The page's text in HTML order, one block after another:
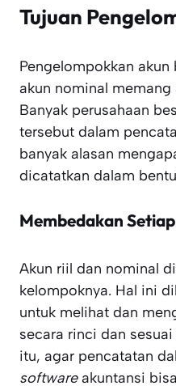
Tujuan
Pengelompokkan
akun nominal
Banyak perusahaan
tersebut dalam
banyak alasan
dicatatkan dalam
Membedakan
Akun riil dan nominal
kelompoknya. Hal ini
untuk melihat dan
secara rinci dan
itu, agar pencatatan
softwareakuntansi